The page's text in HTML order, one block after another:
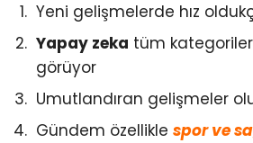
Yeni gelişmelerde hız
Yapay zeka tüm
görüyor
Umutlandıran gelişmeler
Gündem özellikle spor ve